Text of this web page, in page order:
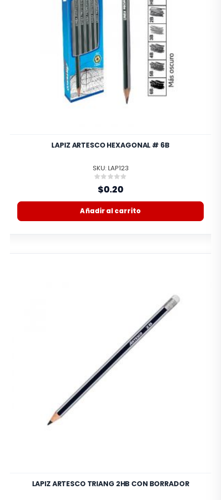
LAPIZ ARTESCO HEXAGONAL # 6B
SKU: LAP123
Rating:
0%
$0.20
Añadir al carrito
LAPIZ ARTESCO TRIANG 2HB CON BORRADOR